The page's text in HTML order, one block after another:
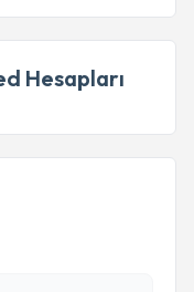
Hesapları